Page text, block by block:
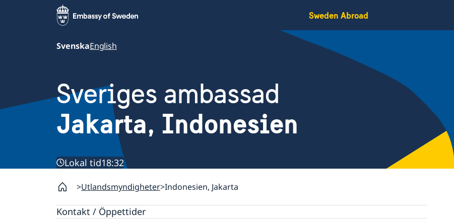
Sweden Abroad
SvenskaEnglish
Sveriges ambassad
Jakarta, Indonesien
Lokal tid18:32
Utlandsmyndigheter Indonesien, Jakarta
Kontakt / Öppettider